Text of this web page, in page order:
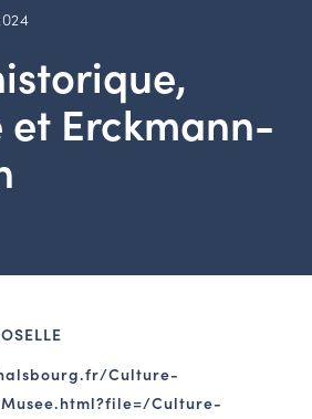
NAUDIN
Erckmann-
Culture-
Culture-